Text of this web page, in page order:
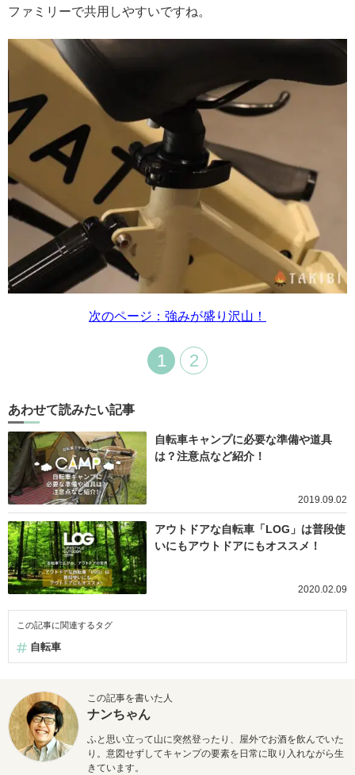
ファミリーで共用しやすいですね。
次のページ：強みが盛り沢山！
1 2
あわせて読みたい記事
自転車キャンプに必要な準備や道具
は？注意点など紹介！
2019.09.02
アウトドアな自転車「LOG」は普段使
いにもアウトドアにもオススメ！
2020.02.09
この記事に関連するタグ
自転車
この記事を書いた人
ナンちゃん
ふと思い立って山に突然登ったり、屋外でお酒を飲んでいた
り。意図せずしてキャンプの要素を日常に取り入れながら生
きています。